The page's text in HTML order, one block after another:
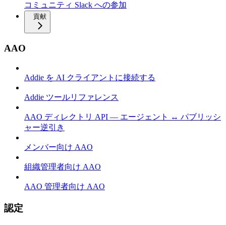
コミュニティ Slack への参加
貢献
AAO
Addie を AI クライアントに接続する
Addie ツールリファレンス
AAO ディレクトリ API — エージェント ↔ パブリッシ
ャー逆引き
メンバー向け AAO
組織管理者向け AAO
AAO 管理者向け AAO
認定